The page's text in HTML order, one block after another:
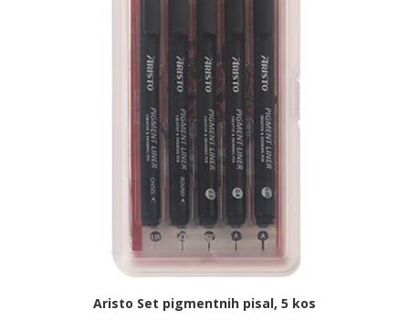
Aristo Set pigmentnih pisal, 5 kos